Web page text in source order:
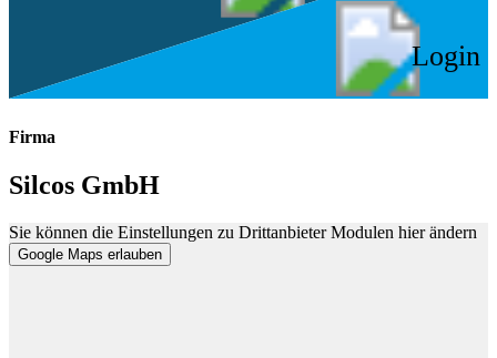
Login
Firma
Silcos GmbH
Sie können die Einstellungen zu Drittanbieter Modulen hier ändern
Google Maps erlauben